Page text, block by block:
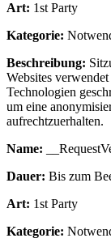
Art: 1st Party
Kategorie:
Beschreibung:
Websites
Technologien
um eine
aufrechtzuerhalten.
Name:
Dauer: Bis zum
Art: 1st Party
Kategorie: